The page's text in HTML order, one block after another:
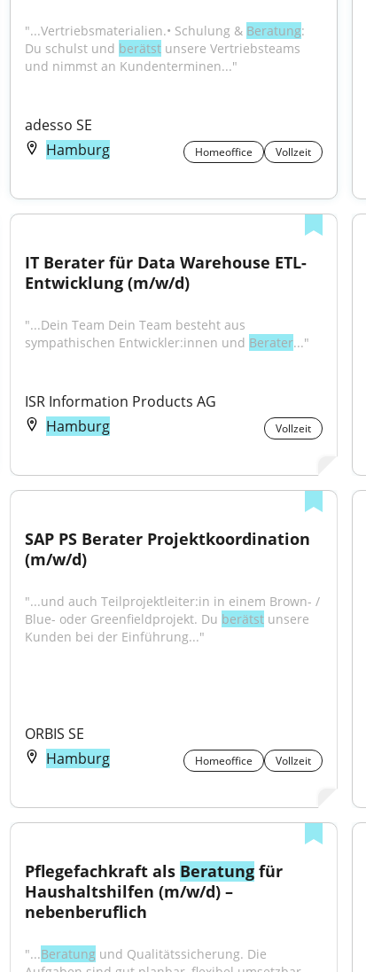
"...Vertriebsmaterialien.• Schulung & Beratung:
Du schulst und berätst unsere Vertriebsteams
und nimmst an Kundenterminen..."
adesso SE
Hamburg
Homeoffice Vollzeit
IT Berater für Data Warehouse ETL-
Entwicklung (m/w/d)
"...Dein Team Dein Team besteht aus
sympathischen Entwickler:innen und Berater..."
ISR Information Products AG
Hamburg
Vollzeit
SAP PS Berater Projektkoordination
(m/w/d)
"...und auch Teilprojektleiter:in in einem Brown- /
Blue- oder Greenfieldprojekt. Du berätst unsere
Kunden bei der Einführung..."
ORBIS SE
Hamburg
Homeoffice Vollzeit
Pflegefachkraft als Beratung für
Haushaltshilfen (m/w/d) –
nebenberuflich
"...Beratung und Qualitätssicherung. Die